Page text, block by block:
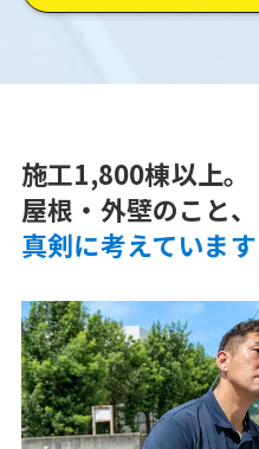
施工1,800棟以上。
屋根・外壁のこと、
真剣に考えています